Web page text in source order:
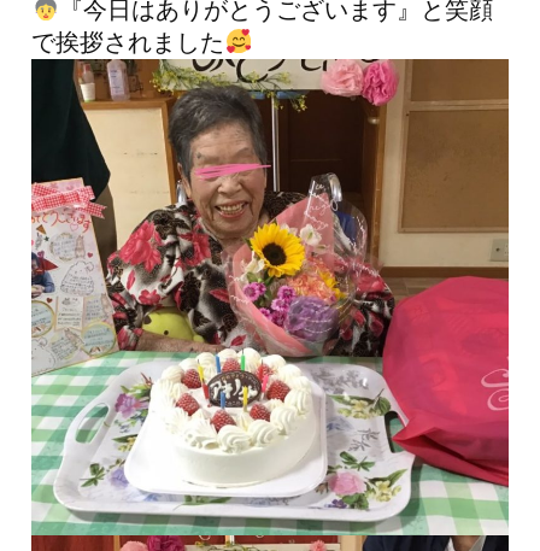
『今日はありがとうございます』と笑顔
で挨拶されました